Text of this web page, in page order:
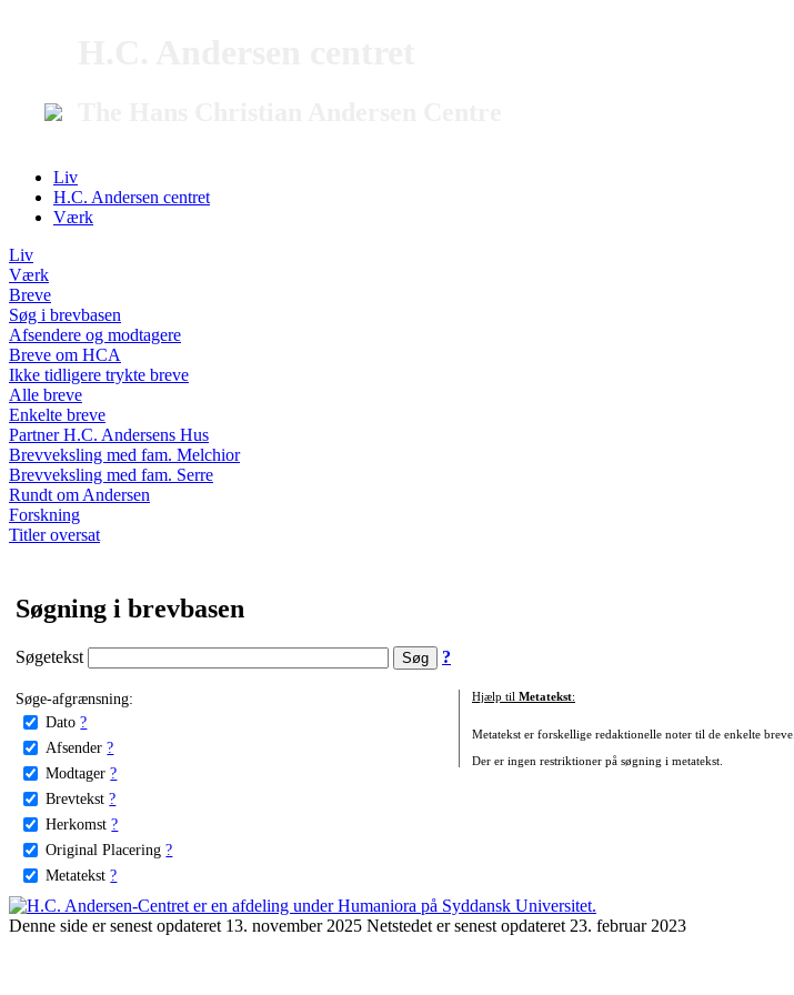
Liv
H.C. Andersen centret
Værk
Liv
Værk
Breve
Søg i brevbasen
Afsendere og modtagere
Breve om HCA
Ikke tidligere trykte breve
Alle breve
Enkelte breve
Partner H.C. Andersens Hus
Brevveksling med fam. Melchior
Brevveksling med fam. Serre
Rundt om Andersen
Forskning
Titler oversat
Søgning i brevbasen
Søgetekst ?
Søge-afgrænsning:
Dato ?
Afsender ?
Modtager ?
Brevtekst ?
Herkomst ?
Original Placering ?
Metatekst ?
Hjælp til Metatekst:
Metatekst er forskellige redaktionelle noter til de enkelte breve.
Der er ingen restriktioner på søgning i metatekst.
Denne side er senest opdateret 13. november 2025 Netstedet er senest opdateret 23. februar 2023